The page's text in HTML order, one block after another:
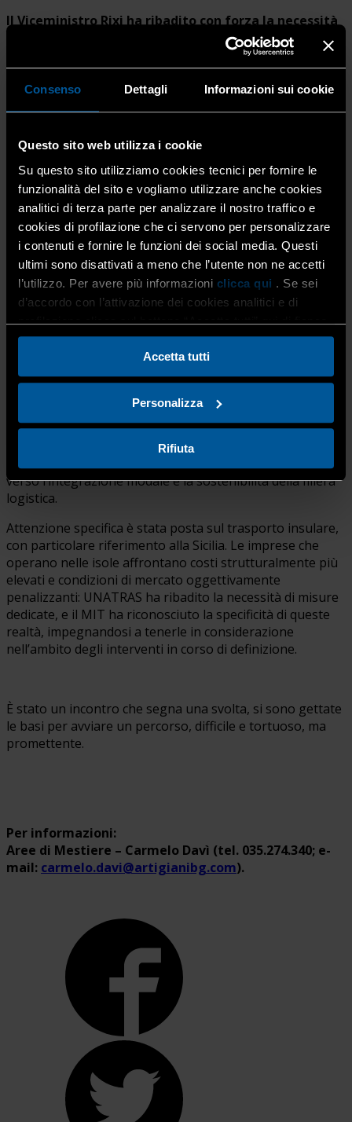
Consenso Dettagli Informazioni sui cookie
Questo sito web utilizza i cookie
Su questo sito utilizziamo cookies tecnici per fornire le
funzionalità del sito e vogliamo utilizzare anche cookies
analitici di terza parte per analizzare il nostro traffico e
cookies di profilazione che ci servono per personalizzare
i contenuti e fornire le funzioni dei social media. Questi
ultimi sono disattivati a meno che l’utente non ne accetti
l’utilizzo. Per avere più informazioni clicca qui . Se sei
d’accordo con l’attivazione dei cookies analitici e di
profilazione clicca sul bottone “Accetta tutti” qui di fianco.
Accetta tutti
Personalizza
Rifiuta
Il Viceministro Rixi ha ribadito con forza la necessità
di intervenire in via prioritaria su trasporti e
, confermando il pieno interessamento di
Palazzo Chigi.
attengono direttamente al quadro di finanza pubblica —
richiede risorse significative, la cui reperibilità è stata
confermata come percorribile.
Sul piano normativo, il MIT si è impegnato su due fronti
immediati: la richiesta al Ministero dell’Economia e delle
Finanze dianticipare l’utilizzo del credito accise
rispetto agli attuali 60 giorni, e la predisposizione di
una nota esplicativa ufficiale sul corretto
funzionamento della clausola del fuel surcharge —
imprese di trasporto.
È stata inoltre confermata ufficialmente, con
comunicazione a firma UNATRAS, la disponibilità di
risorse destinate al sea modal shift: fondi che, a partire
dal prossimo anno, saranno alimentati anche dai
proventi del sistema ETS, segnando un passo importante
verso l’integrazione modale e la sostenibilità della filiera
logistica.
Attenzione specifica è stata posta sul trasporto insulare,
con particolare riferimento alla Sicilia. Le imprese che
operano nelle isole affrontano costi strutturalmente più
elevati e condizioni di mercato oggettivamente
penalizzanti: UNATRAS ha ribadito la necessità di misure
dedicate, e il MIT ha riconosciuto la specificità di queste
realtà, impegnandosi a tenerle in considerazione
nell’ambito degli interventi in corso di definizione.
È stato un incontro che segna una svolta, si sono gettate
le basi per avviare un percorso, difficile e tortuoso, ma
promettente.
Per informazioni:
Aree di Mestiere – Carmelo Davì (tel. 035.274.340; e-
mail: carmelo.davi@artigianibg.com).